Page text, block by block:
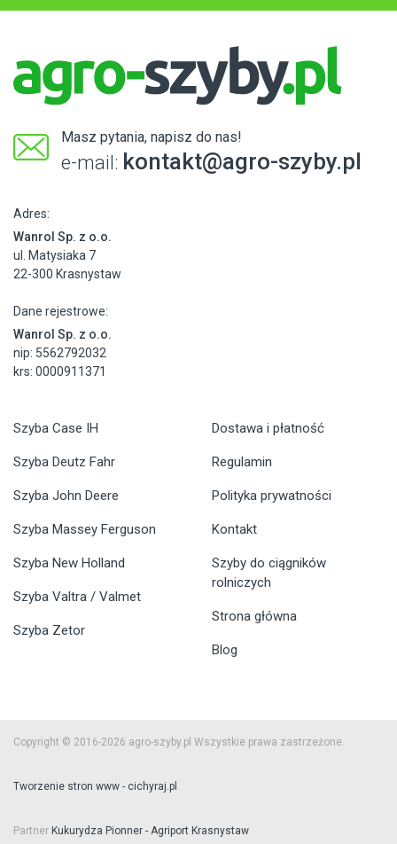
Masz pytania, napisz do nas!
e-mail: kontakt@agro-szyby.pl
Adres:
Wanrol Sp. z o.o.
ul. Matysiaka 7
22-300 Krasnystaw
Dane rejestrowe:
Wanrol Sp. z o.o.
nip: 5562792032
krs: 0000911371
Szyba Case IH
Szyba Deutz Fahr
Szyba John Deere
Szyba Massey Ferguson
Szyba New Holland
Szyba Valtra / Valmet
Szyba Zetor
Dostawa i płatność
Regulamin
Polityka prywatności
Kontakt
Szyby do ciągników
rolniczych
Strona główna
Blog
Copyright © 2016-2026 agro-szyby.pl Wszystkie prawa zastrzeżone.
Tworzenie stron www - cichyraj.pl
Partner Kukurydza Pionner - Agriport Krasnystaw